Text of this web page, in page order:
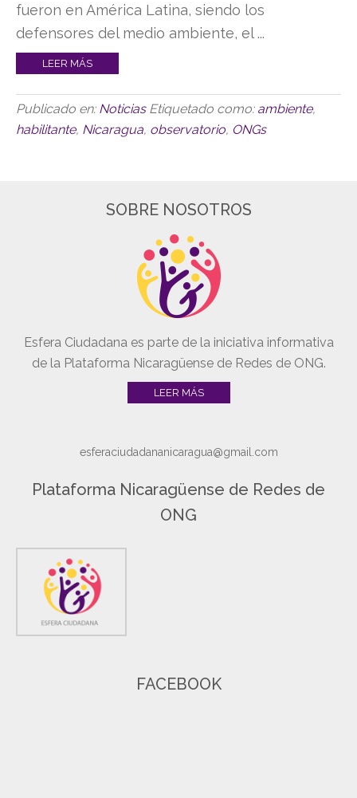
fueron en América Latina, siendo los
defensores del medio ambiente, el ...
LEER MÁS
Publicado en: Noticias Etiquetado como: ambiente,
habilitante, Nicaragua, observatorio, ONGs
SOBRE NOSOTROS
Esfera Ciudadana es parte de la iniciativa informativa
de la Plataforma Nicaragüense de Redes de ONG.
LEER MÁS
esferaciudadananicaragua@gmail.com
Plataforma Nicaragüense de Redes de
ONG
FACEBOOK